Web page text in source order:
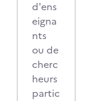
d'ens
eigna
nts
ou de
cherc
heurs
partic